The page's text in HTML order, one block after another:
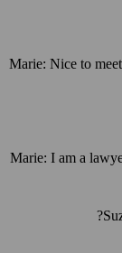
Marie: Nice to
Marie: I am a